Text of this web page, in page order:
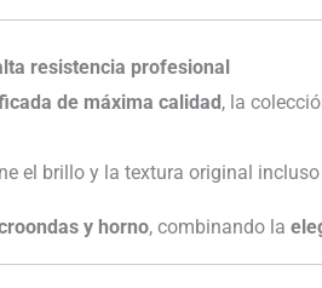
resistencia profesional
de máxima calidad, la
el brillo y la textura original
y horno, combinando la